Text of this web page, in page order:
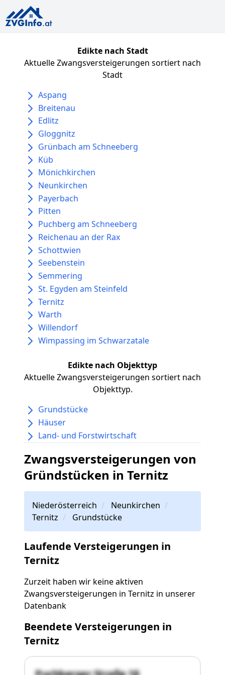
Edikte nach Stadt
Aktuelle Zwangsversteigerungen sortiert nach
Stadt
Aspang
Breitenau
Edlitz
Gloggnitz
Grünbach am Schneeberg
Küb
Mönichkirchen
Neunkirchen
Payerbach
Pitten
Puchberg am Schneeberg
Reichenau an der Rax
Schottwien
Seebenstein
Semmering
St. Egyden am Steinfeld
Ternitz
Warth
Willendorf
Wimpassing im Schwarzatale
Edikte nach Objekttyp
Aktuelle Zwangsversteigerungen sortiert nach
Objekttyp.
Grundstücke
Häuser
Land- und Forstwirtschaft
Zwangsversteigerungen von
Gründstücken in Ternitz
Niederösterreich
Neunkirchen
Ternitz
Grundstücke
Laufende Versteigerungen in
Ternitz
Zurzeit haben wir keine aktiven
Zwangsversteigerungen in Ternitz in unserer
Datenbank
Beendete Versteigerungen in
Ternitz